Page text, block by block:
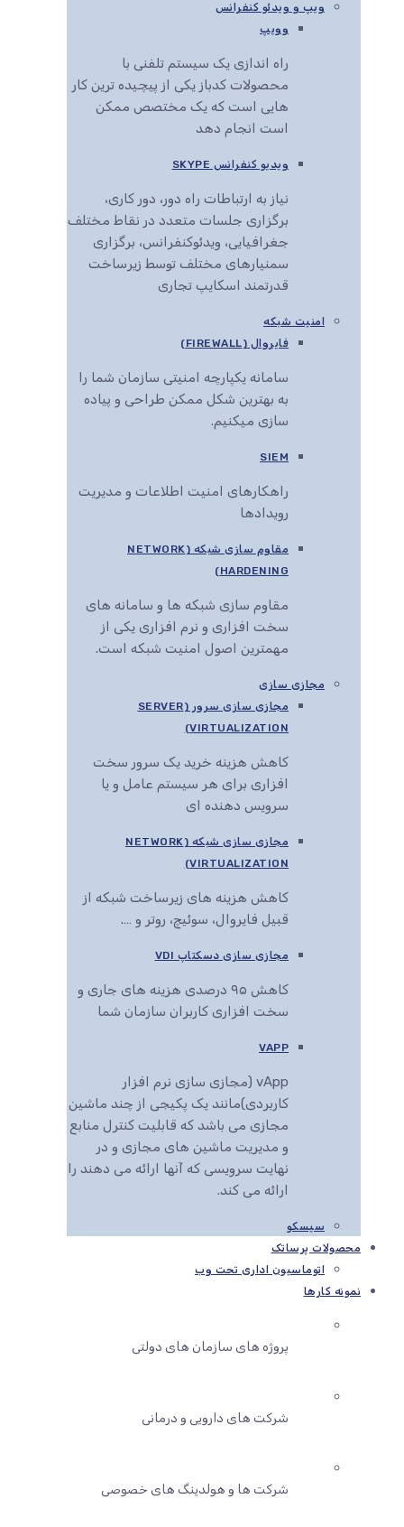
ویپ و ویدئو کنفرانس
وویپ
راه اندازی یک سیستم تلفنی با
محصولات کدباز یکی از پیچیده ترین کار
هایی است که یک مختصص ممکن
است انجام دهد
ویدیو کنفرانس SKYPE
نیاز به ارتباطات راه دور، دور کاری،
برگزاری جلسات متعدد در نقاط مختلف
جغرافیایی، ویدئوکنفرانس، برگزاری
سمنیارهای مختلف توسط زیرساخت
قدرتمند اسکایپ تجاری
امنیت شبکه
فایروال (FIREWALL)
سامانه یکپارچه امنیتی سازمان شما را
به بهترین شکل ممکن طراحی و پیاده
سازی میکنیم.
SIEM
راهکارهای امنیت اطلاعات و مدیریت
رویدادها
مقاوم سازی شبکه (NETWORK
HARDENING)
مقاوم سازی شبکه ها و سامانه های
سخت افزاری و نرم افزاری یکی از
مهمترین اصول امنیت شبکه است.
مجازی سازی
مجازی سازی سرور (SERVER
VIRTUALIZATION)
کاهش هزینه خرید یک سرور سخت
افزاری برای هر سیستم عامل و یا
سرویس دهنده ای
مجازی سازی شبکه (NETWORK
VIRTUALIZATION)
کاهش هزینه های زیرساخت شبکه از
قبیل فایروال، سوئیچ، روتر و ….
مجازی سازی دسکتاپ VDI
کاهش ۹۵ درصدی هزینه های جاری و
سخت افزاری کاربران سازمان شما
VAPP
vApp (مجازی سازی نرم افزار
کاربردی)مانند یک پکیجی از چند ماشین
مجازی می باشد که قابلیت کنترل منابع
و مدیریت ماشین های مجازی و در
نهایت سرویسی که آنها ارائه می دهند را
ارائه می کند.
سیسکو
محصولات پرساتک
اتوماسیون اداری تحت وب
نمونه کارها
پروژه های سازمان های دولتی
شرکت های دارویی و درمانی
شرکت ها و هولدینگ های خصوصی